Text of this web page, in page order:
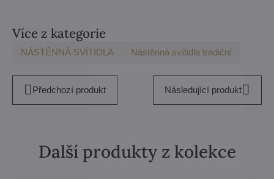
Více z kategorie
NÁSTĚNNÁ SVÍTIDLA Nástěnná svítidla tradiční
Předchozí produkt Následující produkt
Další produkty z kolekce